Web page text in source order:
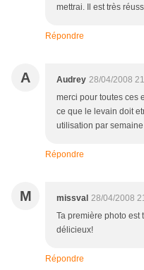
mettrai. Il est très
Répondre
A Audrey 28/04/2008
merci pour toutes ces
ce que le levain doit
utilisation par
Répondre
M missval 28/04/2008
Ta première photo est
délicieux!
Répondre